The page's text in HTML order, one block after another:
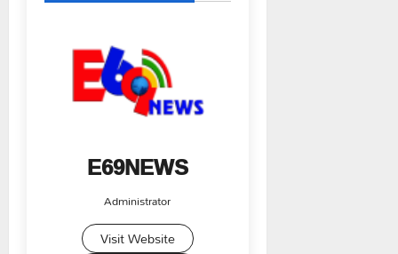
E69NEWS
Administrator
Visit Website